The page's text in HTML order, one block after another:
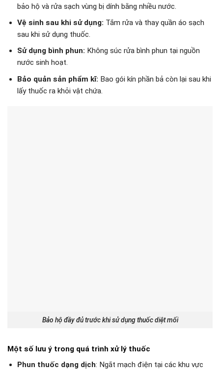
bảo hộ và rửa sạch vùng bị dính bằng nhiều nước.
Vệ sinh sau khi sử dụng: Tắm rửa và thay quần áo sạch
sau khi sử dụng thuốc.
Sử dụng bình phun: Không súc rửa bình phun tại nguồn
nước sinh hoạt.
Bảo quản sản phẩm kĩ: Bao gói kín phần bả còn lại sau khi
lấy thuốc ra khỏi vật chứa.
Bảo hộ đầy đủ trước khi sử dụng thuốc diệt mối
Một số lưu ý trong quá trình xử lý thuốc
Phun thuốc dạng dịch: Ngắt mạch điện tại các khu vực